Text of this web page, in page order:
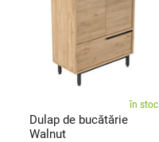
în stoc
Dulap de bucătărie
Walnut